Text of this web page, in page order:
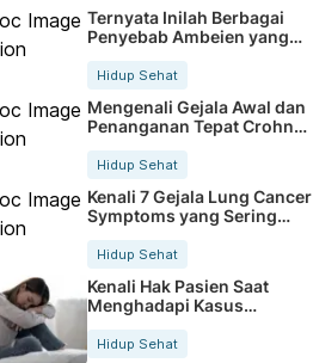
Ternyata Inilah Berbagai
Penyebab Ambeien yang
Hidup Sehat
Mengenali Gejala Awal dan
Penanganan Tepat Crohn
Hidup Sehat
Kenali 7 Gejala Lung Cancer
Symptoms yang Sering
Hidup Sehat
Kenali Hak Pasien Saat
Menghadapi Kasus
Hidup Sehat